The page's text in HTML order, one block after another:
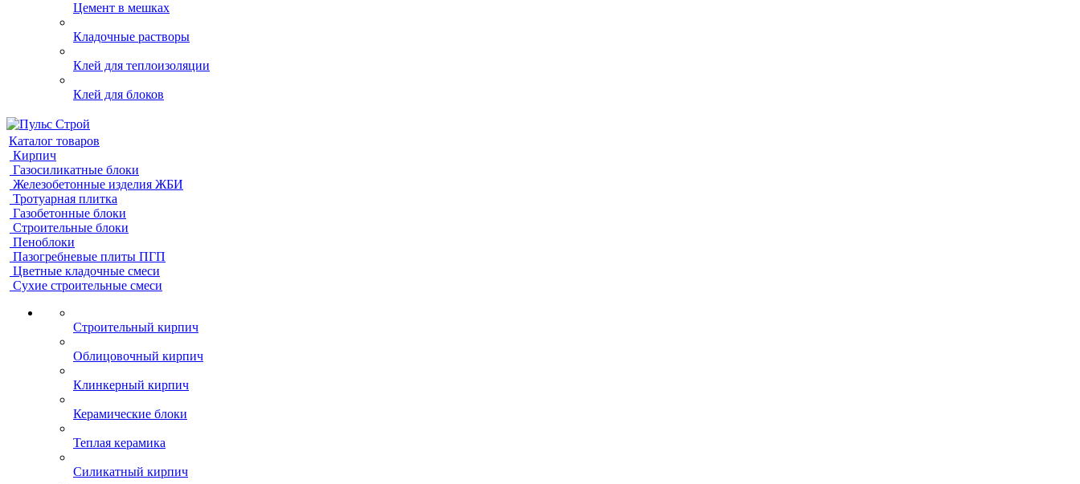
Цемент в мешках
Кладочные растворы
Клей для теплоизоляции
Клей для блоков
Каталог товаров
Кирпич
Газосиликатные блоки
Железобетонные изделия ЖБИ
Тротуарная плитка
Газобетонные блоки
Строительные блоки
Пеноблоки
Пазогребневые плиты ПГП
Цветные кладочные смеси
Сухие строительные смеси
Строительный кирпич
Облицовочный кирпич
Клинкерный кирпич
Керамические блоки
Теплая керамика
Силикатный кирпич